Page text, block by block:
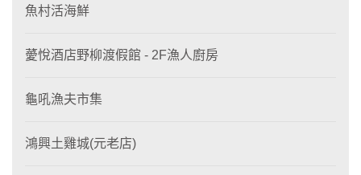
魚村活海鮮
薆悅酒店野柳渡假館 - 2F漁人廚房
龜吼漁夫市集
鴻興土雞城(元老店)